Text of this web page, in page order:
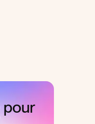
pour